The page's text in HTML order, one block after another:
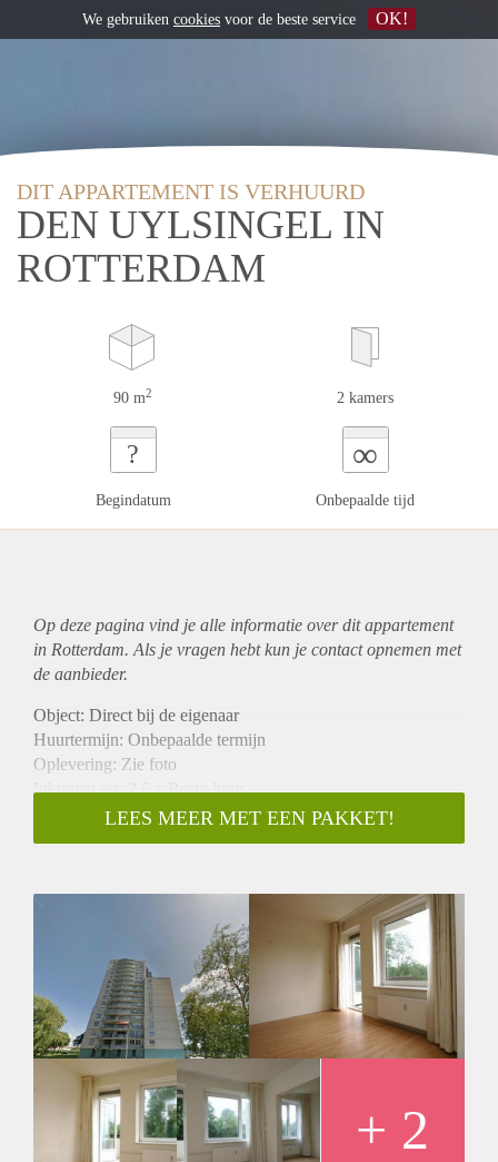
DIT APPARTEMENT IS VERHUURD
DEN UYLSINGEL IN
ROTTERDAM
90 m2 2 kamers
?
Begindatum
∞
Onbepaalde tijd
Op deze pagina vind je alle informatie over ditappartement
in Rotterdam. Als je vragen hebt kun je contact opnemen met
de aanbieder.
Object: Direct bij de eigenaar
Huurtermijn: Onbepaalde termijn
Oplevering: Zie foto
Inkomen eis: 2,6 x Bruto huur
Garantiestelling mogelijk: Ja
Borg: 1 Maand
Huisdieren toegestaan: Afhankelijk van de Eigenaar
Geschikt voor studenten: Afhankelijk van de Eigenaar
LEES MEER MET EEN PAKKET!
+ 2
We gebruiken cookies voor de beste service OK!